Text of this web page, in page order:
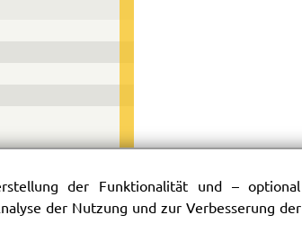
18
der Funktionalität und – optional
der Nutzung und zur Verbesserung der